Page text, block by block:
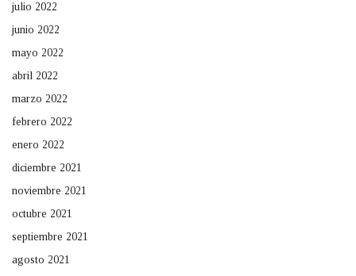
julio 2022
junio 2022
mayo 2022
abril 2022
marzo 2022
febrero 2022
enero 2022
diciembre 2021
noviembre 2021
octubre 2021
septiembre 2021
agosto 2021